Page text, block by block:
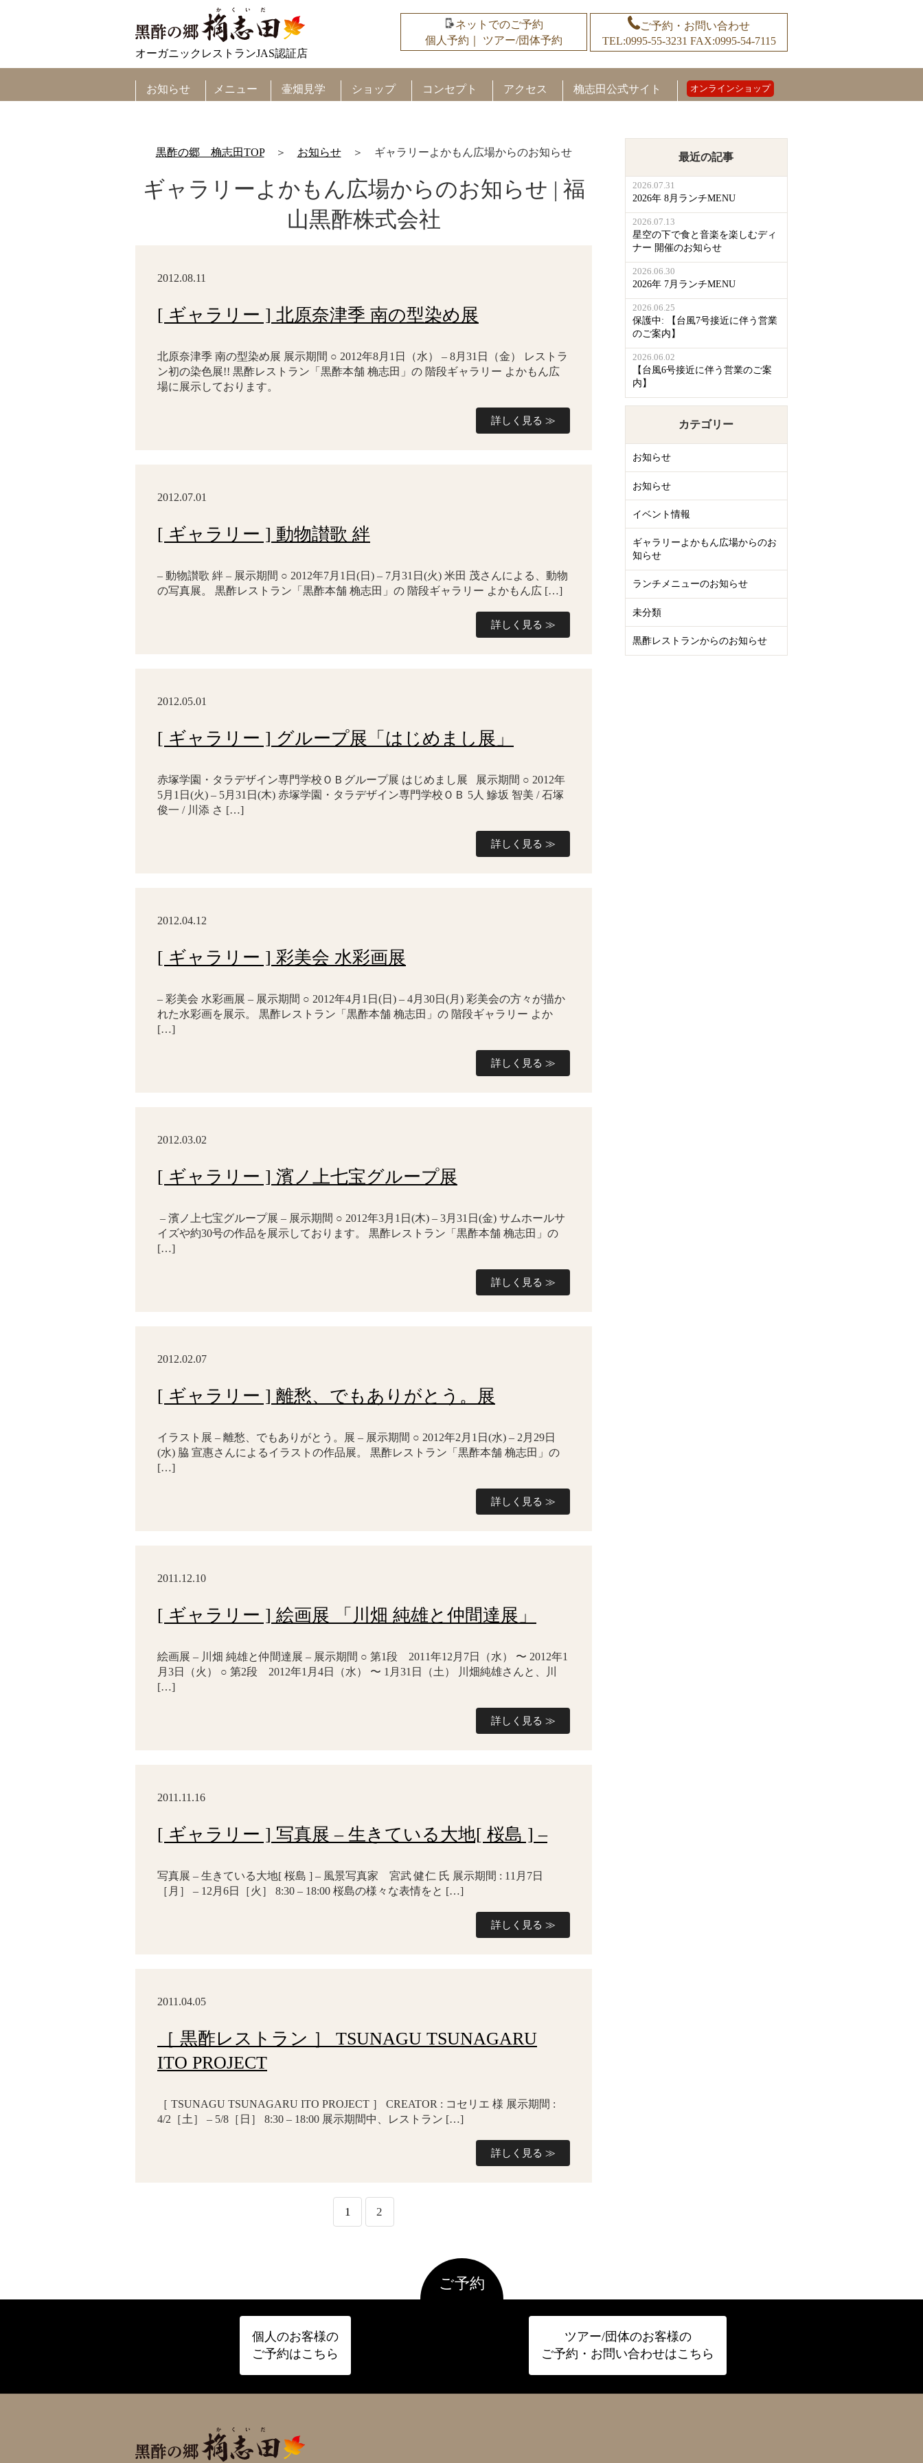
オーガニックレストランJAS認証店
ネットでのご予約
個人予約
ツアー/団体予約
ご予約・お問い合わせ
TEL:0995-55-3231 FAX:0995-54-7115
お知らせ メニュー 壷畑見学 ショップ コンセプト アクセス 桷志田公式サイト オンラインショップ
黒酢の郷 桷志田TOP＞ お知らせ＞ ギャラリーよかもん広場からのお知らせ
ギャラリーよかもん広場からのお知らせ | 福
山黒酢株式会社
2012.08.11
[ ギャラリー ] 北原奈津季 南の型染め展
北原奈津季 南の型染め展 展示期間 ○ 2012年8月1日（水） – 8月31日（金） レストラ
ン初の染色展!! 黒酢レストラン「黒酢本舗 桷志田」の 階段ギャラリー よかもん広
場に展示しております。
詳しく見る ≫
2012.07.01
[ ギャラリー ] 動物讃歌 絆
– 動物讃歌 絆 – 展示期間 ○ 2012年7月1日(日) – 7月31日(火) 米田 茂さんによる、動物
の写真展。 黒酢レストラン「黒酢本舗 桷志田」の 階段ギャラリー よかもん広 […]
詳しく見る ≫
2012.05.01
[ ギャラリー ] グループ展「はじめまし展」
赤塚学園・タラデザイン専門学校ＯＢグループ展 はじめまし展 展示期間 ○ 2012年
5月1日(火) – 5月31日(木) 赤塚学園・タラデザイン専門学校ＯＢ 5人 鰺坂 智美 / 石塚
俊一 / 川添 さ […]
詳しく見る ≫
2012.04.12
[ ギャラリー ] 彩美会 水彩画展
– 彩美会 水彩画展 – 展示期間 ○ 2012年4月1日(日) – 4月30日(月) 彩美会の方々が描か
れた水彩画を展示。 黒酢レストラン「黒酢本舗 桷志田」の 階段ギャラリー よか
[…]
詳しく見る ≫
2012.03.02
[ ギャラリー ] 濱ノ上七宝グループ展
– 濱ノ上七宝グループ展 – 展示期間 ○ 2012年3月1日(木) – 3月31日(金) サムホールサ
イズや約30号の作品を展示しております。 黒酢レストラン「黒酢本舗 桷志田」の
[…]
詳しく見る ≫
2012.02.07
[ ギャラリー ] 離愁、でもありがとう。展
イラスト展 – 離愁、でもありがとう。展 – 展示期間 ○ 2012年2月1日(水) – 2月29日
(水) 脇 宣惠さんによるイラストの作品展。 黒酢レストラン「黒酢本舗 桷志田」の
[…]
詳しく見る ≫
2011.12.10
[ ギャラリー ] 絵画展 「川畑 純雄と仲間達展」
絵画展 – 川畑 純雄と仲間達展 – 展示期間 ○ 第1段 2011年12月7日（水） 〜 2012年1
月3日（火） ○ 第2段 2012年1月4日（水） 〜 1月31日（土） 川畑純雄さんと、川
[…]
詳しく見る ≫
2011.11.16
[ ギャラリー ] 写真展 – 生きている大地[ 桜島 ] –
写真展 – 生きている大地[ 桜島 ] – 風景写真家 宮武 健仁 氏 展示期間 : 11月7日
［月］ – 12月6日［火］ 8:30 – 18:00 桜島の様々な表情をと […]
詳しく見る ≫
2011.04.05
［ 黒酢レストラン ］ TSUNAGU TSUNAGARU
ITO PROJECT
［ TSUNAGU TSUNAGARU ITO PROJECT ］ CREATOR : コセリエ 様 展示期間 :
4/2［土］ – 5/8［日］ 8:30 – 18:00 展示期間中、レストラン […]
詳しく見る ≫
1 2
最近の記事
2026年 8月ランチMENU
2026.07.31
星空の下で食と音楽を楽しむディ
ナー 開催のお知らせ
2026.07.13
2026年 7月ランチMENU
2026.06.30
保護中: 【台風7号接近に伴う営業
のご案内】
2026.06.25
【台風6号接近に伴う営業のご案
内】
2026.06.02
カテゴリー
お知らせ
お知らせ
イベント情報
ギャラリーよかもん広場からのお
知らせ
ランチメニューのお知らせ
未分類
黒酢レストランからのお知らせ
ご予約
個人のお客様の
ご予約はこちら
ツアー/団体のお客様の
ご予約・お問い合わせはこちら